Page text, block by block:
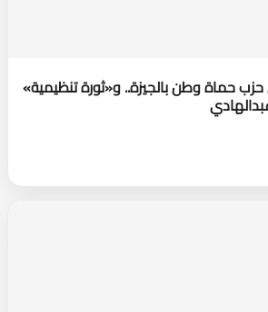
حماة وطن بالجيزة.. و«ثورة تنظيمية»